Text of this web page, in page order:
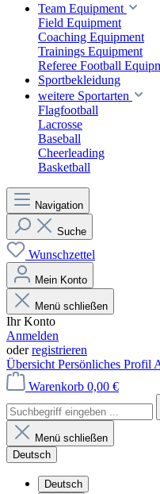
Team Equipment
Field Equipment
Coaching Equipment
Trainings Equipment
Referee Football
Sportbekleidung
weitere Sportarten
Flagfootball
Lacrosse
Baseball
Cheerleading
Basketball
Navigation
Suche
Wunschzettel
Mein Konto
Menü schließen
Ihr Konto
Anmelden
oderregistrieren
Übersicht Persönliches Profil
Warenkorb 0,00 €
Menü schließen
Deutsch
Deutsch